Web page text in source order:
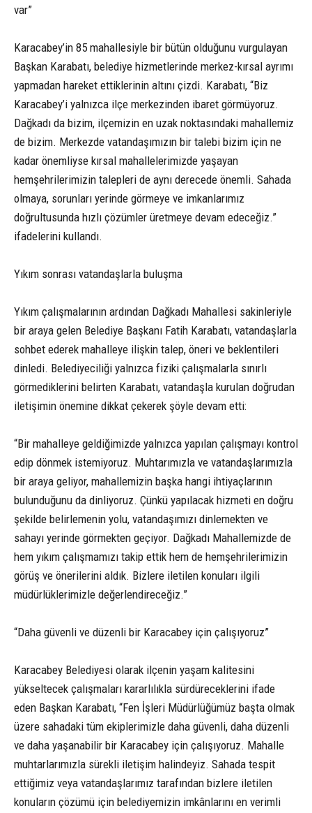
var”
Karacabey’in 85 mahallesiyle bir bütün olduğunu vurgulayan
Başkan Karabatı, belediye hizmetlerinde merkez-kırsal ayrımı
yapmadan hareket ettiklerinin altını çizdi. Karabatı, “Biz
Karacabey’i yalnızca ilçe merkezinden ibaret görmüyoruz.
Dağkadı da bizim, ilçemizin en uzak noktasındaki mahallemiz
de bizim. Merkezde vatandaşımızın bir talebi bizim için ne
kadar önemliyse kırsal mahallelerimizde yaşayan
hemşehrilerimizin talepleri de aynı derecede önemli. Sahada
olmaya, sorunları yerinde görmeye ve imkanlarımız
doğrultusunda hızlı çözümler üretmeye devam edeceğiz.”
ifadelerini kullandı.
Yıkım sonrası vatandaşlarla buluşma
Yıkım çalışmalarının ardından Dağkadı Mahallesi sakinleriyle
bir araya gelen Belediye Başkanı Fatih Karabatı, vatandaşlarla
sohbet ederek mahalleye ilişkin talep, öneri ve beklentileri
dinledi. Belediyeciliği yalnızca fiziki çalışmalarla sınırlı
görmediklerini belirten Karabatı, vatandaşla kurulan doğrudan
iletişimin önemine dikkat çekerek şöyle devam etti:
“Bir mahalleye geldiğimizde yalnızca yapılan çalışmayı kontrol
edip dönmek istemiyoruz. Muhtarımızla ve vatandaşlarımızla
bir araya geliyor, mahallemizin başka hangi ihtiyaçlarının
bulunduğunu da dinliyoruz. Çünkü yapılacak hizmeti en doğru
şekilde belirlemenin yolu, vatandaşımızı dinlemekten ve
sahayı yerinde görmekten geçiyor. Dağkadı Mahallemizde de
hem yıkım çalışmamızı takip ettik hem de hemşehrilerimizin
görüş ve önerilerini aldık. Bizlere iletilen konuları ilgili
müdürlüklerimizle değerlendireceğiz.”
“Daha güvenli ve düzenli bir Karacabey için çalışıyoruz”
Karacabey Belediyesi olarak ilçenin yaşam kalitesini
yükseltecek çalışmaları kararlılıkla sürdüreceklerini ifade
eden Başkan Karabatı, “Fen İşleri Müdürlüğümüz başta olmak
üzere sahadaki tüm ekiplerimizle daha güvenli, daha düzenli
ve daha yaşanabilir bir Karacabey için çalışıyoruz. Mahalle
muhtarlarımızla sürekli iletişim halindeyiz. Sahada tespit
ettiğimiz veya vatandaşlarımız tarafından bizlere iletilen
konuların çözümü için belediyemizin imkânlarını en verimli